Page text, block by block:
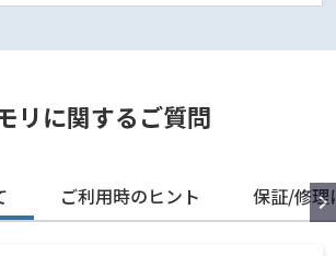
リに関するご質問
ご利用時のヒント 保証/修理